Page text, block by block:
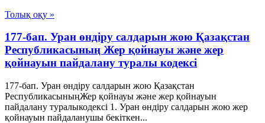
Толық оқу »
177-бап. Уран өндіру салдарын жою Қазақстан
Республикасының Жер қойнауы және жер
қойнауын пайдалану туралы кодексі
177-бап. Уран өндіру салдарын жою Қазақстан
РеспубликасыныңЖер қойнауы және жер қойнауын
пайдалану туралыкодексі 1. Уран өндіру салдарын жою жер
қойнауын пайдаланушы бекіткен...